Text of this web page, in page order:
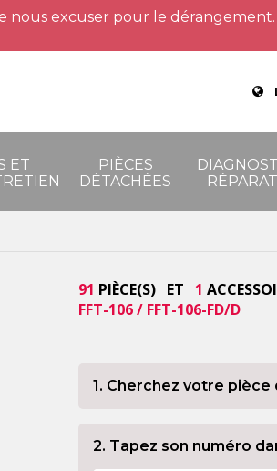
excuser pour le
ET
PIÈCES
DÉTACHÉES
91 PIÈCE(S) ET 1
FFT-106 / FFT-106-FD/D
1. Cherchez votre
2. Tapez son numéro